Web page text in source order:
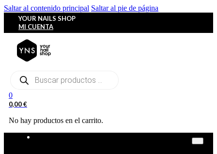
Saltar al contenido principal Saltar al pie de página
YOUR NAILS SHOP
MI CUENTA
Búsqueda
0
0,00€
No hay productos en el carrito.